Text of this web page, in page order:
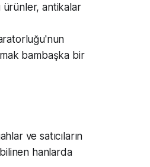
ürünler, antikalar
bambaşka bir
ve satıcıların
hanlarda